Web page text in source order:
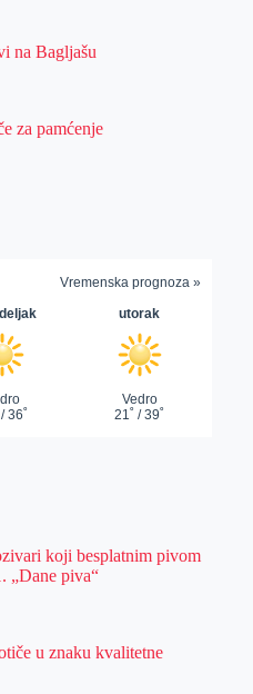
na Bagljašu
za pamćenje
koji besplatnim pivom
„Dane piva“
u znaku kvalitetne